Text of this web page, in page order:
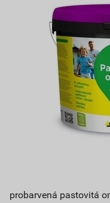
probarvená pastovitá